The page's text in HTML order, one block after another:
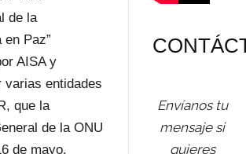
de la
Paz”
AISA y
varias entidades
que la
de la ONU
de mayo,
Envíanos tu
mensaje si
quieres